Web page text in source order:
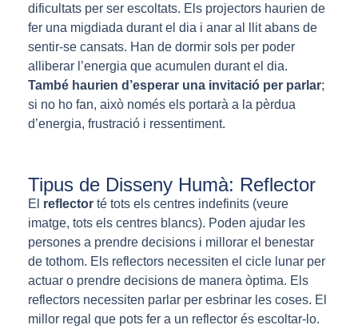
dificultats per ser escoltats. Els projectors haurien de
fer una migdiada durant el dia i anar al llit abans de
sentir-se cansats. Han de dormir sols per poder
alliberar l’energia que acumulen durant el dia.
També haurien d’esperar una invitació per parlar;
si no ho fan, això només els portarà a la pèrdua
d’energia, frustració i ressentiment.
Tipus de Disseny Humà: Reflector
El reflector té tots els centres indefinits (veure
imatge, tots els centres blancs). Poden ajudar les
persones a prendre decisions i millorar el benestar
de tothom. Els reflectors necessiten el cicle lunar per
actuar o prendre decisions de manera òptima. Els
reflectors necessiten parlar per esbrinar les coses. El
millor regal que pots fer a un reflector és escoltar-lo.